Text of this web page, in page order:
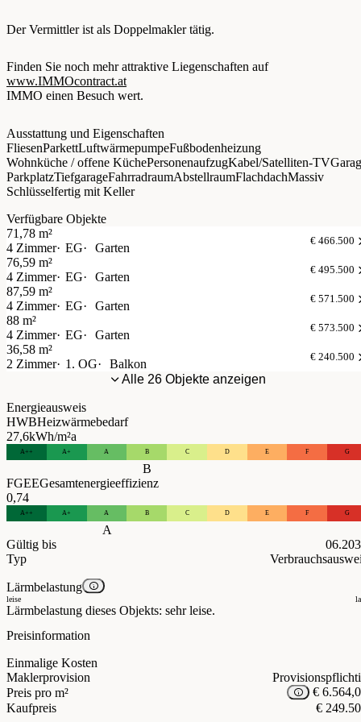
Der Vermittler ist als Doppelmakler tätig.
Finden Sie noch mehr attraktive Liegenschaften auf
www.IMMOcontract.at
IMMO einen Besuch wert.
Ausstattung und Eigenschaften
FliesenParkettLuftwärmepumpeFußbodenheizung
Wohnküche / offene KüchePersonenaufzugKabel/Satelliten-TV
ParkplatzTiefgarageFahrradraumAbstellraumFlachdachMassiv
Schlüsselfertig mit Keller
Verfügbare Objekte
71,78 m²
4 Zimmer
EG Garten
€ 466.500
76,59 m²
4 Zimmer
EG Garten
€ 495.500
87,59 m²
4 Zimmer
EG Garten
€ 571.500
88 m²
4 Zimmer
EG Garten
€ 573.500
36,58 m²
2 Zimmer
1. OG Balkon
€ 240.500
Alle 26 Objekte anzeigen
Energieausweis
HWBHeizwärmebedarf
27,6kWh/m²a
A++ A+ A B C D E F G
B
FGEEGesamtenergieeffizienz
0,74
A++ A+ A B C D E F G
A
Gültig bis
Typ
Lärmbelastung
leise
Lärmbelastung dieses Objekts: sehr leise.
Preisinformation
Einmalige Kosten
Maklerprovision
Preis pro m²
€
Kaufpreis
€